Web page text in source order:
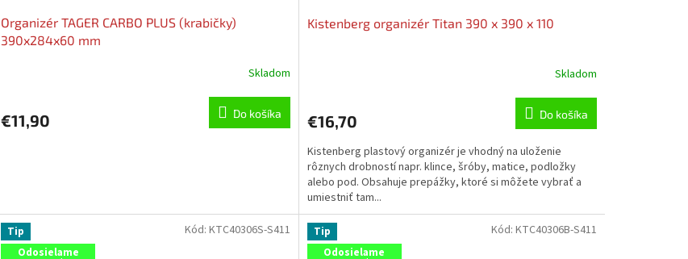
Organizér TAGER CARBO PLUS (krabičky)
390x284x60 mm
Skladom
€11,90 Do košíka
Kistenberg organizér Titan 390 x 390 x 110
Skladom
€16,70 Do košíka
Kistenberg plastový organizér je vhodný na uloženie
rôznych drobností napr. klince, šróby, matice, podložky
alebo pod. Obsahuje prepážky, ktoré si môžete vybrať a
umiestniť tam...
Tip
Odosielame
Kód: KTC40306S-S411
Tip
Odosielame
Kód: KTC40306B-S411